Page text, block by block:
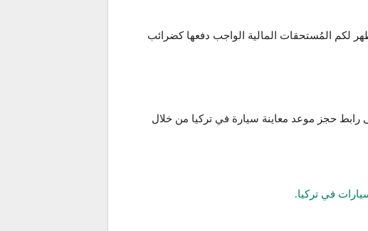
لكم المُستحقات المالية الواجب دفعها كضرائب
حجز موعد معاينة سيارة في تركيا من خلال
في تركيا.